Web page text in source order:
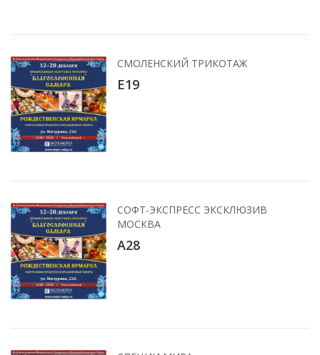
СМОЛЕНСКИЙ ТРИКОТАЖ
Е19
СОФТ-ЭКСПРЕСС ЭКСКЛЮЗИВ
МОСКВА
А28